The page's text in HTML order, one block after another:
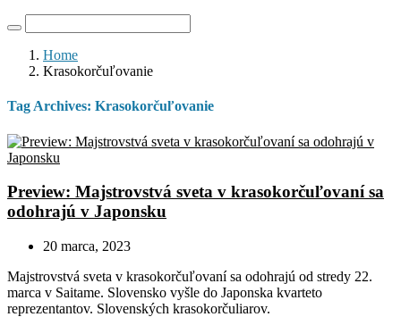
Home
Krasokorčuľovanie
Tag Archives: Krasokorčuľovanie
Preview: Majstrovstvá sveta v krasokorčuľovaní sa
odohrajú v Japonsku
20 marca, 2023
Majstrovstvá sveta v krasokorčuľovaní sa odohrajú od stredy 22.
marca v Saitame. Slovensko vyšle do Japonska kvarteto
reprezentantov. Slovenských krasokorčuliarov.